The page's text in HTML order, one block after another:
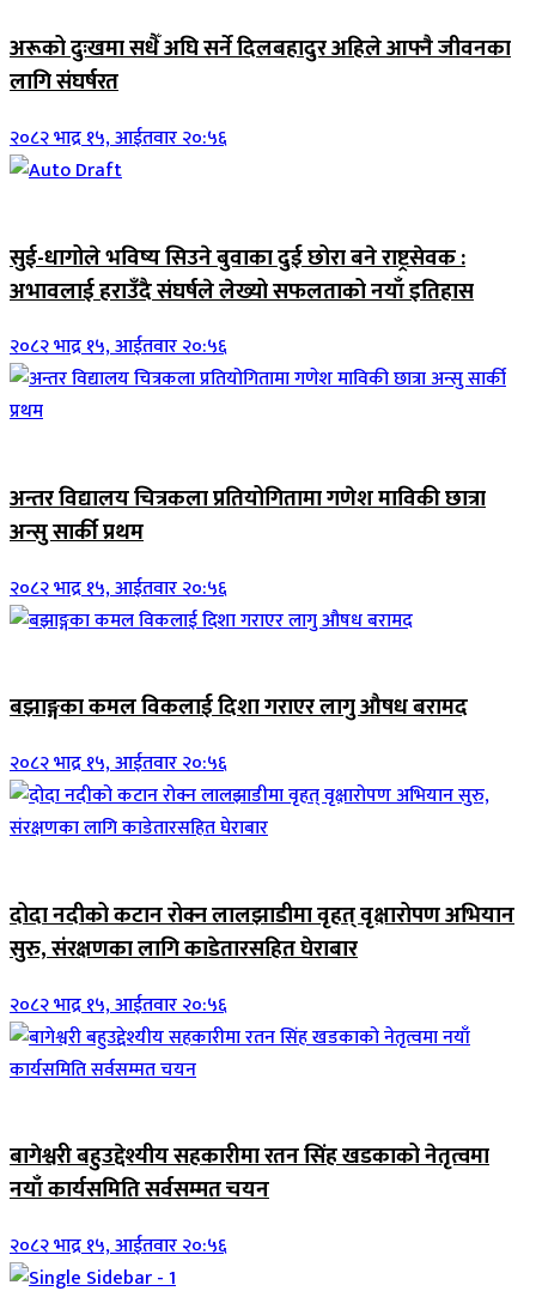
अरूको दुःखमा सधैँ अघि सर्ने दिलबहादुर अहिले आफ्नै जीवनका
लागि संघर्षरत
२०८२ भाद्र १५, आईतवार २०:५६
सुई-धागोले भविष्य सिउने बुवाका दुई छोरा बने राष्ट्रसेवक :
अभावलाई हराउँदै संघर्षले लेख्यो सफलताको नयाँ इतिहास
२०८२ भाद्र १५, आईतवार २०:५६
अन्तर विद्यालय चित्रकला प्रतियोगितामा गणेश माविकी छात्रा
अन्सु सार्की प्रथम
२०८२ भाद्र १५, आईतवार २०:५६
बझाङ्गका कमल विकलाई दिशा गराएर लागु औषध बरामद
२०८२ भाद्र १५, आईतवार २०:५६
दोदा नदीको कटान रोक्न लालझाडीमा वृहत् वृक्षारोपण अभियान
सुरु, संरक्षणका लागि काडेतारसहित घेराबार
२०८२ भाद्र १५, आईतवार २०:५६
बागेश्वरी बहुउद्देश्यीय सहकारीमा रतन सिंह खडकाको नेतृत्वमा
नयाँ कार्यसमिति सर्वसम्मत चयन
२०८२ भाद्र १५, आईतवार २०:५६